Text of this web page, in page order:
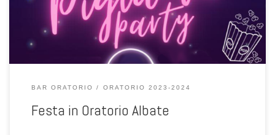
BAR ORATORIO ORATORIO 2023-2024
Festa in Oratorio Albate